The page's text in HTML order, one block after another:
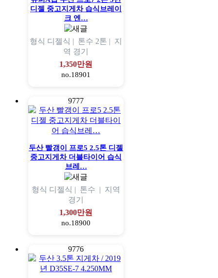
디젤 중고지게차 습식브레이
크 엔…
형식 디젤식 | 톤수 2톤 | 지
역 경기
1,350만원
no.18901
9777
두산 빨갱이 프로5 2.5톤 디젤
중고지게차 더블타이어 습식
브레…
형식 디젤식 | 톤수 | 지역
경기
1,300만원
no.18900
9776